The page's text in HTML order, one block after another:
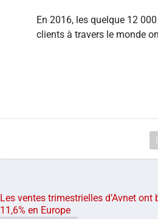
En 2016, les quelque 12
clients à travers le monde
Les ventes trimestrielles d’Avnet ont
11,6% en Europe